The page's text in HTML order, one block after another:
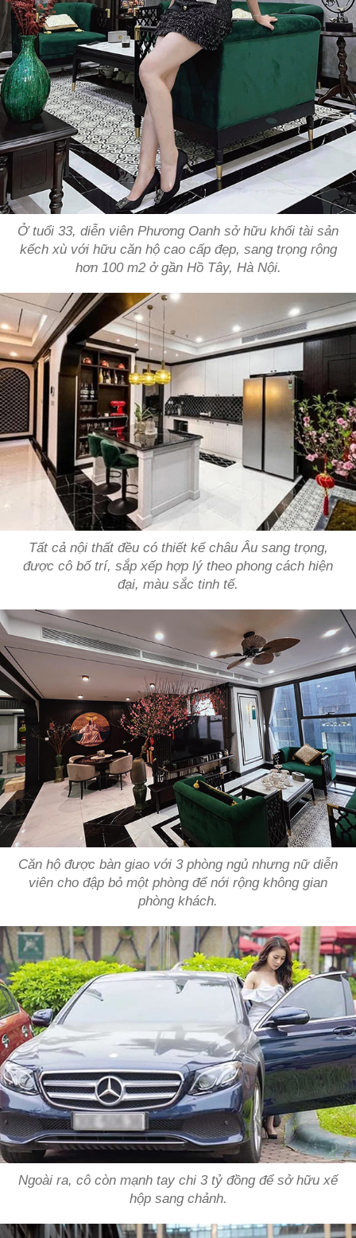
Ở tuổi 33, diễn viên Phương Oanh sở hữu khối tài sản
kếch xù với hữu căn hộ cao cấp đẹp, sang trọng rộng
hơn 100 m2 ở gần Hồ Tây, Hà Nội.
Tất cả nội thất đều có thiết kế châu Âu sang trọng,
được cô bố trí, sắp xếp hợp lý theo phong cách hiện
đại, màu sắc tinh tế.
Căn hộ được bàn giao với 3 phòng ngủ nhưng nữ diễn
viên cho đập bỏ một phòng để nới rộng không gian
phòng khách.
Ngoài ra, cô còn mạnh tay chi 3 tỷ đồng để sở hữu xế
hộp sang chảnh.